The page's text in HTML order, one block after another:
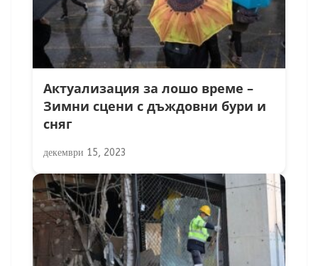
Актуализация за лошо време –
Зимни сцени с дъждовни бури и
сняг
декември 15, 2023